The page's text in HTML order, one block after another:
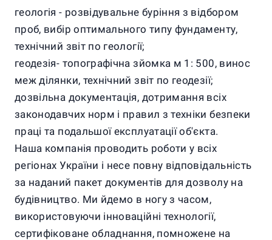
геологія - розвідувальне буріння з відбором
проб, вибір оптимального типу фундаменту,
технічний звіт по геології;
геодезія- топографічна зйомка м 1: 500, винос
меж ділянки, технічний звіт по геодезії;
дозвільна документація, дотримання всіх
законодавчих норм і правил з техніки безпеки
праці та подальшої експлуатації об'єкта.
Наша компанія проводить роботи у всіх
регіонах України і несе повну відповідальність
за наданий пакет документів для дозволу на
будівництво. Ми йдемо в ногу з часом,
використовуючи інноваційні технології,
сертифіковане обладнання, помножене на